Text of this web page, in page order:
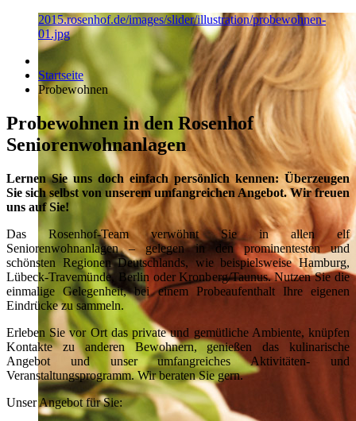
2015.rosenhof.de/images/slider/illustration/probewohnen-
01.jpg
Startseite
Probewohnen
Probewohnen in den Rosenhof
Seniorenwohnanlagen
Lernen Sie uns doch einfach persönlich kennen: Überzeugen
Sie sich selbst von unserem umfangreichen Angebot. Wir freuen
uns auf Sie!
Das Rosenhof-Team verwöhnt Sie in allen elf
Seniorenwohnanlagen – gelegen in den prominentesten und
schönsten Regionen Deutschlands, wie beispielsweise Hamburg,
Lübeck-Travemünde, Berlin oder Kronberg/Taunus. Nutzen Sie die
einmalige Gelegenheit, bei einem Probeaufenthalt Ihre eigenen
Eindrücke zu sammeln.
Erleben Sie vor Ort das private und gemütliche Ambiente, knüpfen
Kontakte zu anderen Bewohnern, genießen das kulinarische
Angebot und unser umfangreiches Aktivitäten- und
Veranstaltungsprogramm. Wir beraten Sie gern.
Unser Angebot für Sie: